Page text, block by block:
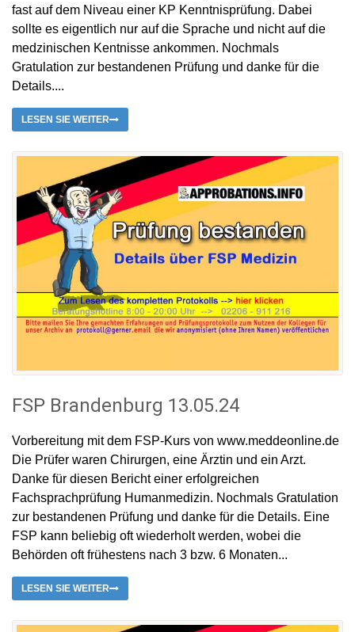
fast auf dem Niveau einer KP Kenntnisprüfung. Dabei
sollte es eigentlich nur auf die Sprache und nicht auf die
medzinischen Kentnisse ankommen. Nochmals
Gratulation zur bestandenen Prüfung und danke für die
Details....
LESEN SIE WEITER
FSP Brandenburg 13.05.24
Vorbereitung mit dem FSP-Kurs von www.meddeonline.de
Die Prüfer waren Chirurgen, eine Ärztin und ein Arzt.
Danke für diesen Bericht einer erfolgreichen
Fachsprachprüfung Humanmedizin. Nochmals Gratulation
zur bestandenen Prüfung und danke für die Details. Eine
FSP kann beliebig oft wiederholt werden, wobei die
Behörden oft frühestens nach 3 bzw. 6 Monaten...
LESEN SIE WEITER